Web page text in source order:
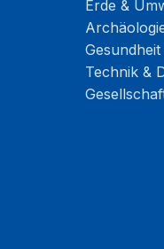
Erde &
Technik &